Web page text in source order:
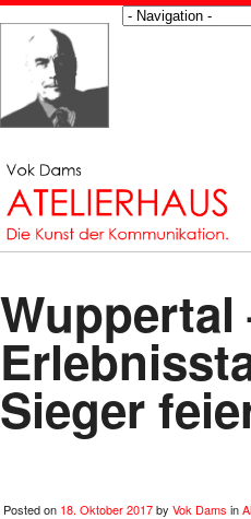
Wuppertal
Sieger
Posted on 18. Oktober 2017by Vok Dams in